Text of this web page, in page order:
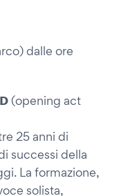
dalle ore
act
25 anni di
successi della
La formazione,
solista,